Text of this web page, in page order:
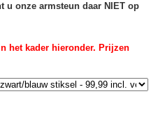
u onze armsteun daar NIET op
het kader hieronder. Prijzen